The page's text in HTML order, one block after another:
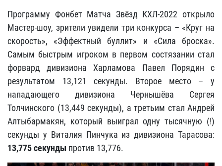
Программу Фонбет Матча Звёзд КХЛ-2022 открыло
Мастер-шоу, зрители увидели три конкурса – «Круг на
скорость», «Эффектный буллит» и «Сила броска».
Самым быстрым игроком в первом состязании стал
форвард дивизиона Харламова Павел Порядин с
результатом 13,121 секунды. Второе место – у
нападающего дивизиона Чернышёва Сергея
Толчинского (13,449 секунды), а третьим стал Андрей
Алтыбармакян, который выиграл одну тысячную (!)
секунды у Виталия Пинчука из дивизиона Тарасова:
13,775 секунды против 13,776.